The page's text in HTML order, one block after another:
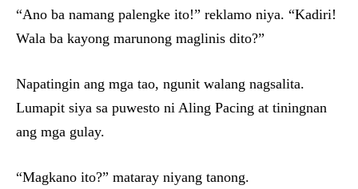
“Ano ba namang palengke ito!” reklamo niya. “Kadiri!
Wala ba kayong marunong maglinis dito?”
Napatingin ang mga tao, ngunit walang nagsalita.
Lumapit siya sa puwesto ni Aling Pacing at tiningnan
ang mga gulay.
“Magkano ito?” mataray niyang tanong.